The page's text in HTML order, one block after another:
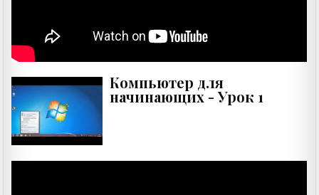
Компьютер для
начинающих - Урок 1